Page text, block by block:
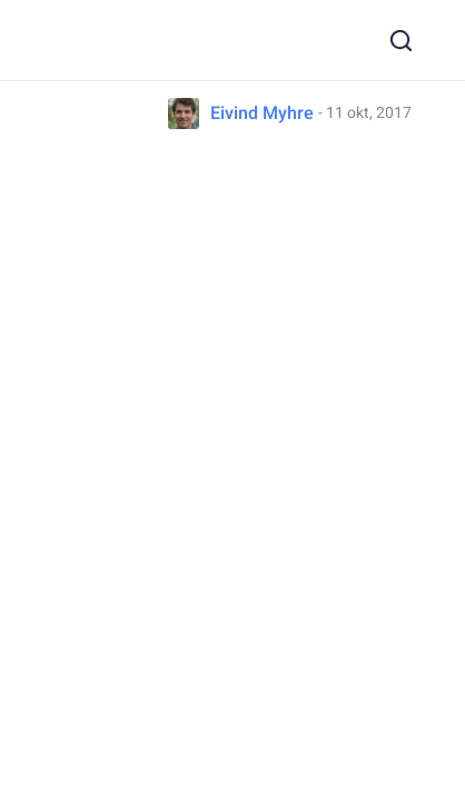
Eivind Myhre - 11 okt, 2017